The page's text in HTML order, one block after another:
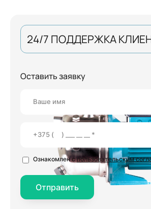
24/7 ПОДДЕРЖКА
Оставить заявку
Ознакомлен спользовательским
Отправить